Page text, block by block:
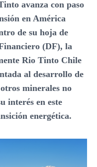
avanza con paso
en América
de su hoja de
(DF), la
Rio Tinto Chile
al desarrollo de
minerales no
interés en este
energética.